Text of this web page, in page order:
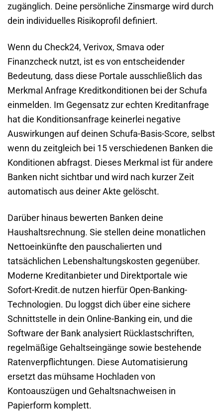
zugänglich. Deine persönliche Zinsmarge wird durch
dein individuelles Risikoprofil definiert.
Wenn du Check24, Verivox, Smava oder
Finanzcheck nutzt, ist es von entscheidender
Bedeutung, dass diese Portale ausschließlich das
Merkmal Anfrage Kreditkonditionen bei der Schufa
einmelden. Im Gegensatz zur echten Kreditanfrage
hat die Konditionsanfrage keinerlei negative
Auswirkungen auf deinen Schufa-Basis-Score, selbst
wenn du zeitgleich bei 15 verschiedenen Banken die
Konditionen abfragst. Dieses Merkmal ist für andere
Banken nicht sichtbar und wird nach kurzer Zeit
automatisch aus deiner Akte gelöscht.
Darüber hinaus bewerten Banken deine
Haushaltsrechnung. Sie stellen deine monatlichen
Nettoeinkünfte den pauschalierten und
tatsächlichen Lebenshaltungskosten gegenüber.
Moderne Kreditanbieter und Direktportale wie
Sofort-Kredit.de nutzen hierfür Open-Banking-
Technologien. Du loggst dich über eine sichere
Schnittstelle in dein Online-Banking ein, und die
Software der Bank analysiert Rücklastschriften,
regelmäßige Gehaltseingänge sowie bestehende
Ratenverpflichtungen. Diese Automatisierung
ersetzt das mühsame Hochladen von
Kontoauszügen und Gehaltsnachweisen in
Papierform komplett.